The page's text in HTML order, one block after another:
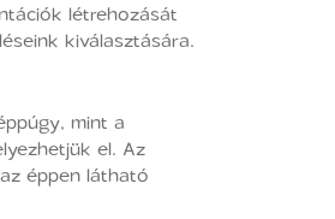
létrehozását
kiválasztására.
mint a
el. Az
éppen látható